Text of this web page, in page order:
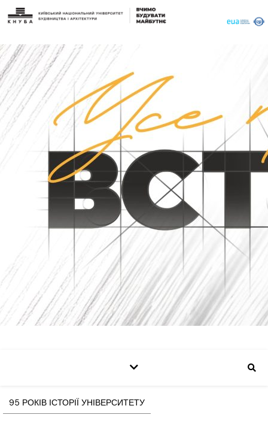
95 РОКІВ ІСТОРІЇ УНІВЕРСИТЕТУ